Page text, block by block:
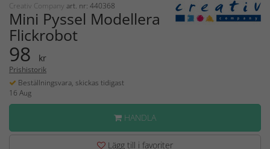
Creativ Company art. nr: 440368
Mini Pyssel Modellera
Flickrobot
98 kr
Prishistorik
Beställningsvara, skickas tidigast
16 Aug
HANDLA
Lägg till i favoriter